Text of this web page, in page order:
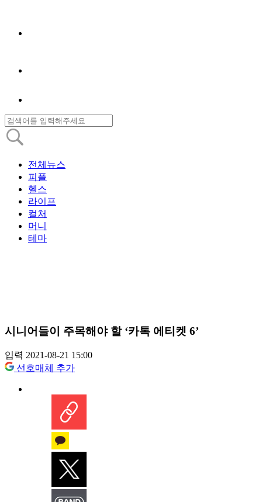
전체뉴스
피플
헬스
라이프
컬처
머니
테마
시니어들이 주목해야 할 ‘카톡 에티켓 6’
입력 2021-08-21 15:00
선호매체 추가